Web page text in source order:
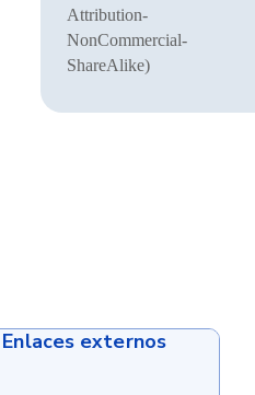
Attribution-
NonCommercial-
ShareAlike)
Enlaces externos